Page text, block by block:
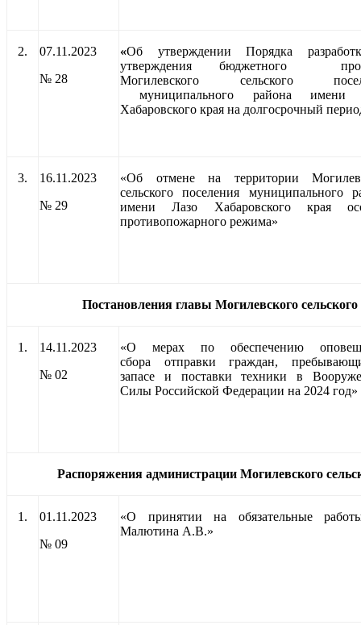
2.
07.11.2023
№ 28
«Об утверждении Порядка
утверждения бюджетного
Могилевского сельского
муниципального района имени
Хабаровского края на долгосрочный
3.
16.11.2023
№ 29
«Об отмене на территории
сельского поселения муниципального
имени Лазо Хабаровского края
противопожарного режима»
Постановления главы Могилевского сельского
1.
14.11.2023
№ 02
«О мерах по обеспечению
сбора отправки граждан,
запасе и поставки техники в
Силы Российской Федерации на 2024 год»
Распоряжения администрации Могилевского
1.
01.11.2023
№ 09
«О принятии на обязательные
Малютина А.В.»